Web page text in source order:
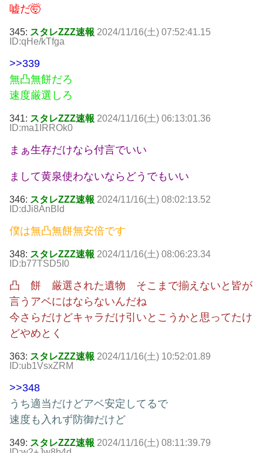
嘘だ🤯
345: スタレZZZ速報 2024/11/16(土) 07:52:41.15
ID:qHe/kTfga
>>339
無凸無餅だろ
速度厳選しろ
341: スタレZZZ速報 2024/11/16(土) 06:13:01.36
ID:ma1IRROk0
まぁ生存だけなら付言でいい
まして黄泉使わないならどうでもいい
346: スタレZZZ速報 2024/11/16(土) 08:02:13.52
ID:dJi8AnBld
僕は無凸無餅無安倍です
348: スタレZZZ速報 2024/11/16(土) 08:06:23.34
ID:b77TSD5I0
凸 餅 厳選された遺物 そこまで揃えないと皆が
言うアベにはならないんだね
今さらだけどキャラだけ引いとこうかと思ってたけ
どやめとく
363: スタレZZZ速報 2024/11/16(土) 10:52:01.89
ID:ub1VsxZRM
>>348
うち適当だけどアベ安定してるで
速度も入れず防御だけど
349: スタレZZZ速報 2024/11/16(土) 08:11:39.79